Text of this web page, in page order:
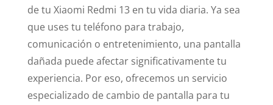
de tu Xiaomi Redmi 13 en tu vida diaria. Ya sea
que uses tu teléfono para trabajo,
comunicación o entretenimiento, una pantalla
dañada puede afectar significativamente tu
experiencia. Por eso, ofrecemos un servicio
especializado de cambio de pantalla para tu